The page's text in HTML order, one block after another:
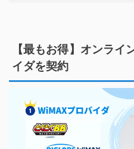
【最もお得】オンラ
イダを契約